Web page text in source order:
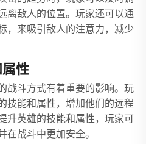
离敌人的位置。玩家还可以通
，来吸引敌人的注意力，减少
性
战斗方式有着重要的影响。玩
技能和属性，增加他们的远程
升英雄的技能和属性，玩家可
在战斗中更加安全。